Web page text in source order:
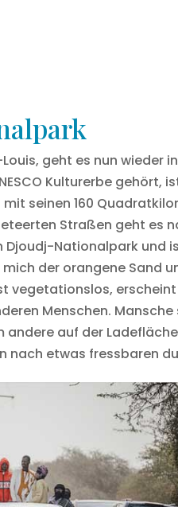
geht es nun wieder
Kulturerbe gehört,
mit seinen 160
Straßen geht es
Djoudj-Nationalpark und
mich der orangene Sand
vegetationslos,
Menschen.
auf der
nach etwas fressbaren